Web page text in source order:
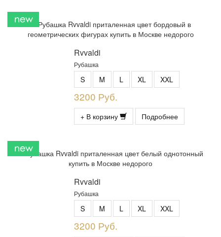
Rvvaldi
Рубашка
S M L XL XXL
3200 Руб.
+ В корзину Подробнее
Rvvaldi
Рубашка
S M L XL XXL
3200 Руб.